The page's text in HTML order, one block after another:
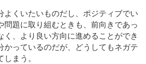
よくいたいものだし、ポジティブでい
問題に取り組むときも、前向きであっ
く、より良い方向に進めることができ
かっているのだが、どうしてもネガテ
まう。